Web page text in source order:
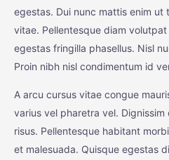
egestas. Dui nunc mattis enim ut
vitae. Pellentesque diam
egestas fringilla phasellus. Nisl
Proin nibh nisl condimentum id
A arcu cursus vitae congue
varius vel pharetra vel.
risus. Pellentesque habitant
et malesuada. Quisque egestas